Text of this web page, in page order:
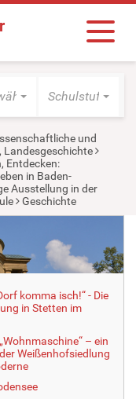
Schulstufe
und
Landesgeschichte
Entdecken:
in Baden-
Ausstellung in der
Geschichte
komma isch!“ - Die
in Stetten im
– ein
Weißenhofsiedlung